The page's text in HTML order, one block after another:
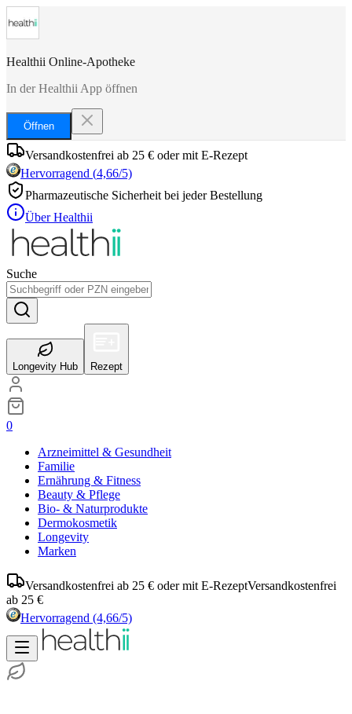
Healthii Online-Apotheke
In der Healthii App öffnen
Öffnen
Versandkostenfrei ab 25 € oder mit E-Rezept
Hervorragend (4,66/5)
Pharmazeutische Sicherheit bei jeder Bestellung
Über Healthii
Suche
Longevity Hub Rezept
0
Arzneimittel & Gesundheit
Familie
Ernährung & Fitness
Beauty & Pflege
Bio- & Naturprodukte
Dermokosmetik
Longevity
Marken
Versandkostenfrei ab 25 € oder mit E-RezeptVersandkostenfrei
ab 25 €
Hervorragend (4,66/5)